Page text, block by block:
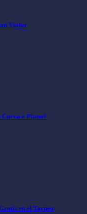
Viajar
o Plana?
en el Torneo